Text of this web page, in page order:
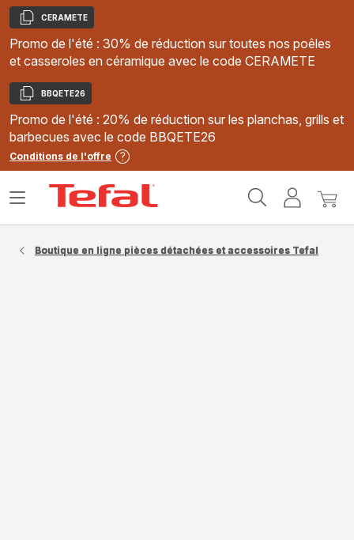
Copier
CERAMETE
Promo de l'été : 30% de réduction sur toutes nos poêles
et casseroles en céramique avec le code CERAMETE
Copier
BBQETE26
Promo de l'été : 20% de réduction sur les planchas, grills et
barbecues avec le code BBQETE26
Conditions de l'offre
MonMon
Ouvrir
Boutique en ligne pièces détachées et accessoires Tefal